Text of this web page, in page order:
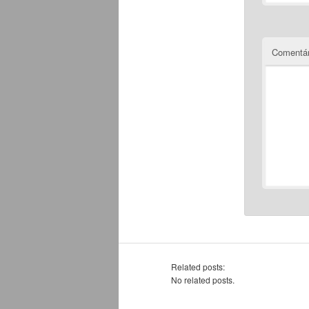
Related posts:
No related posts.